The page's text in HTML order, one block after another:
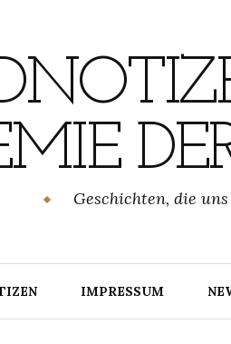
Geschichten, die
IMPRESSUM